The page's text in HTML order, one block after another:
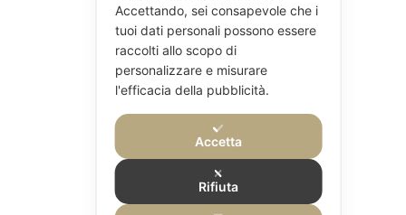
Accettando, sei consapevole che i
tuoi dati personali possono essere
raccolti allo scopo di
personalizzare e misurare
l'efficacia della pubblicità.
Accetta
Rifiuta